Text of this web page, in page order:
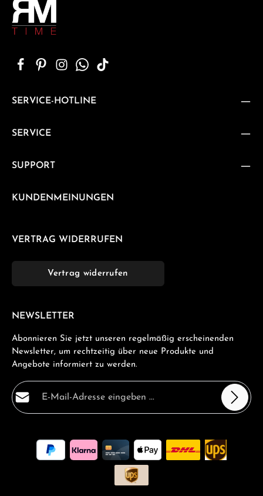
SERVICE-HOTLINE
SERVICE
SUPPORT
KUNDENMEINUNGEN
VERTRAG WIDERRUFEN
Vertrag widerrufen
NEWSLETTER
Abonnieren Sie jetzt unseren regelmäßig erscheinenden
Newsletter, um rechtzeitig über neue Produkte und
Angebote informiert zu werden.
E-Mail-Adresse*
Ich habe die
Datenschutzbestimmungen
zur Kenntnis
genommen und dieAGBgelesen und bin mit ihnen
Pflichtfelder.